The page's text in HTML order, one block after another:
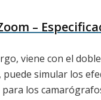
–
viene con el
simular los
los